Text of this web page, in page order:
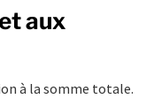
aux
à la somme totale.